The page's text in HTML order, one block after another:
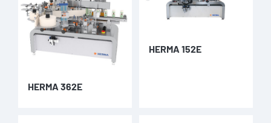
HERMA 362E
HERMA 152E